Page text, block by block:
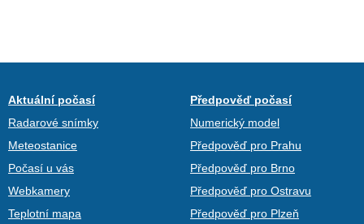
Aktuální počasí
Radarové snímky
Meteostanice
Počasí u vás
Webkamery
Teplotní mapa
Předpověď počasí
Numerický model
Předpověď pro Prahu
Předpověď pro Brno
Předpověď pro Ostravu
Předpověď pro Plzeň